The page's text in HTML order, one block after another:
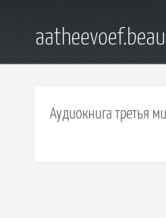
Аудиокнига третья